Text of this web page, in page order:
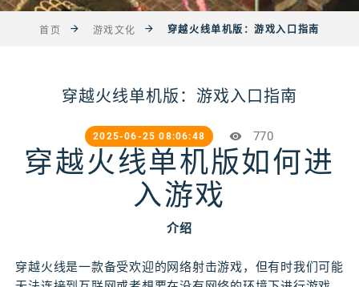
首页 游戏文化 穿越火线单机版：游戏入口指南
穿越火线单机版：游戏入口指南
2025-06-25 08:06:48 770
穿越火线单机版如何进
入游戏
介绍
穿越火线是一款备受欢迎的网络射击游戏，但有时我们可能